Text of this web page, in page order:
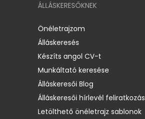
ÁLLÁSKERESŐKNEK
Önéletrajzom
Álláskeresés
Készíts angol CV-t
Munkáltató keresése
Álláskeresői Blog
Álláskeresői hírlevél feliratkozás
Letölthető önéletrajz sablonok